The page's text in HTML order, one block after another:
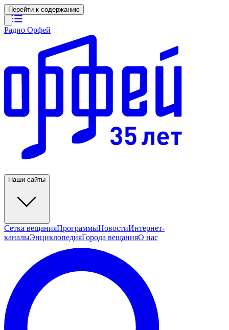
Перейти к содержанию
Радио Орфей
Наши сайты
Сетка вещанияПрограммыНовостиИнтернет-
каналыЭнциклопедияГорода вещанияО нас